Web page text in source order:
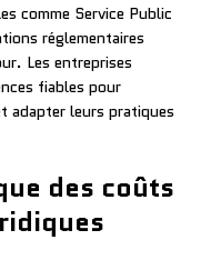
comme Service Public
réglementaires
Les entreprises
fiables pour
adapter leurs pratiques
des coûts